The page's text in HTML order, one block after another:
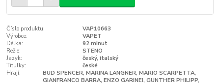
Číslo produktu:
VAP10663
Výrobce:
VAPET
Délka:
92 minut
Režie:
STENO
Jazyk:
český, italský
Titulky:
české
Hrají:
BUD SPENCER, MARINA LANGNER, MARIO SCARPETTA,
GIANFRANCO BARRA, ENZO GARINEI, GUNTHER PHILIPP,